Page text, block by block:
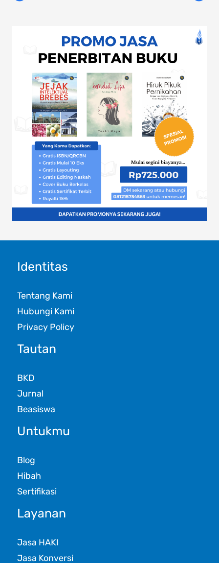
Identitas
Tentang Kami
Hubungi Kami
Privacy Policy
Tautan
BKD
Jurnal
Beasiswa
Untukmu
Blog
Hibah
Sertifikasi
Layanan
Jasa HAKI
Jasa Konversi